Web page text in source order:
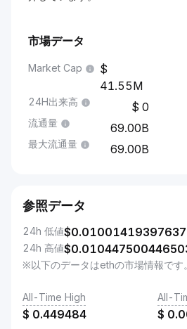
市場データ
Market Cap
41.55M
24H出来高 0
流通量 69.00B
最大流通量 69.00B
参照データ
24h 低値$
24h 高値$
※以下のデータはethの市場情報です。
All-Time High
$ 0.449484
All-
$